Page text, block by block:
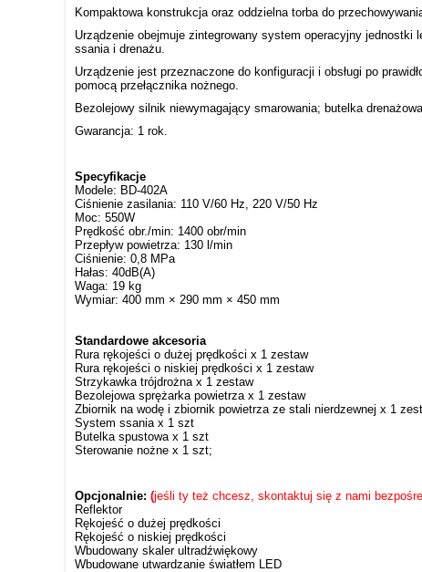
Kompaktowa konstrukcja oraz oddzielna torba do
Urządzenie obejmuje zintegrowany system operacyjny
ssania i drenażu.
Urządzenie jest przeznaczone do konfiguracji i obsługi po
pomocą przełącznika nożnego.
Bezolejowy silnik niewymagający smarowania; butelka
Gwarancja: 1 rok.
Specyfikacje
Modele: BD-402A
Ciśnienie zasilania: 110 V/60 Hz, 220 V/50 Hz
Moc: 550W
Prędkość obr./min: 1400 obr/min
Przepływ powietrza: 130 l/min
Ciśnienie: 0,8 MPa
Hałas: 40dB(A)
Waga: 19 kg
Wymiar: 400 mm × 290 mm × 450 mm
Standardowe akcesoria
Rura rękojeści o dużej prędkości x 1 zestaw
Rura rękojeści o niskiej prędkości x 1 zestaw
Strzykawka trójdrożna x 1 zestaw
Bezolejowa sprężarka powietrza x 1 zestaw
Zbiornik na wodę i zbiornik powietrza ze stali nierdzewnej x 1
System ssania x 1 szt
Butelka spustowa x 1 szt
Sterowanie nożne x 1 szt;
Opcjonalnie: (jeśli ty też chcesz, skontaktuj się z nami
Reflektor
Rękojeść o dużej prędkości
Rękojeść o niskiej prędkości
Wbudowany skaler ultradźwiękowy
Wbudowane utwardzanie światłem LED